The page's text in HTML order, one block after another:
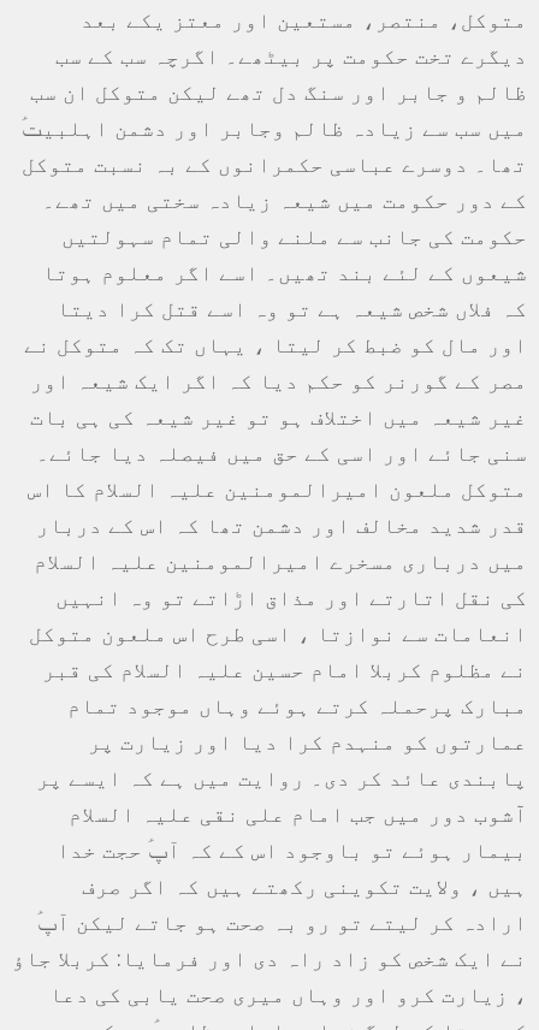
متوکل، منتصر، مستعین اور معتز یکے بعد
دیگرے تخت حکومت پر بیٹھے۔ اگرچہ سب کے سب
ظالم و جابر اور سنگ دل تھے لیکن متوکل ان سب
میں سب سے زیادہ ظالم وجابر اور دشمن اہلبیتؑ
تھا۔ دوسرے عباسی حکمرانوں کے بہ نسبت متوکل
کے دور حکومت میں شیعہ زیادہ سختی میں تھے۔
حکومت کی جانب سے ملنے والی تمام سہولتیں
شیعوں کے لئے بند تھیں۔ اسے اگر معلوم ہوتا
کہ فلاں شخص شیعہ ہے تو وہ اسے قتل کرا دیتا
اور مال کو ضبط کر لیتا ، یہاں تک کہ متوکل نے
مصر کے گورنر کو حکم دیا کہ اگر ایک شیعہ اور
غیر شیعہ میں اختلاف ہو تو غیر شیعہ کی ہی بات
سنی جائے اور اسی کے حق میں فیصلہ دیا جائے۔
متوکل ملعون امیرالمومنین علیہ السلام کا اس
قدر شدید مخالف اور دشمن تھا کہ اس کے دربار
میں درباری مسخرے امیرالمومنین علیہ السلام
کی نقل اتارتے اور مذاق اڑاتے تو وہ انہیں
انعامات سے نوازتا ، اسی طرح اس ملعون متوکل
نے مظلوم کربلا امام حسین علیہ السلام کی قبر
مبارک پرحملہ کرتے ہوئے وہاں موجود تمام
عمارتوں کو منہدم کرا دیا اور زیارت پر
پابندی عائد کر دی۔ روایت میں ہے کہ ایسے پر
آٓشوب دور میں جب امام علی نقی علیہ السلام
بیمار ہوئے تو باوجود اس کے کہ آپؑ حجت خدا
ہیں ، ولایت تکوینی رکھتے ہیں کہ اگر صرف
ارادہ کر لیتے تو رو بہ صحت ہو جاتے لیکن آپؑ
نے ایک شخص کو زاد راہ دی اور فرمایا: کربلا جاؤ
، زیارت کرو اور وہاں میری صحت یابی کی دعا